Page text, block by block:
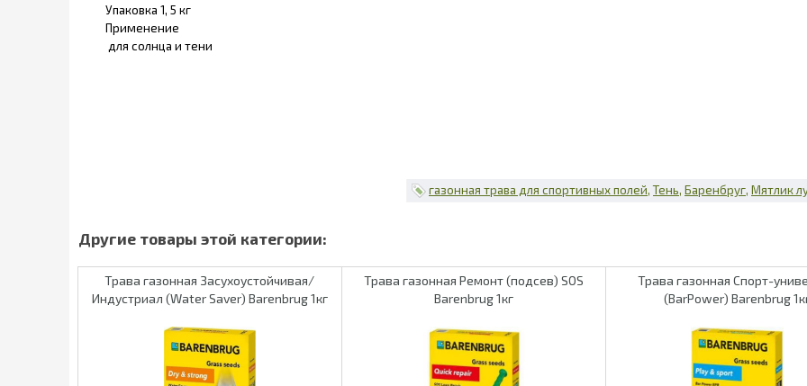
Упаковка 1, 5 кг
Применение
для солнца и тени
газонная трава для спортивных полей Тень Баренбруг Мятлик
Трава газонная Засухоустойчивая/
Индустриал (Water Saver) Barenbrug 1кг
Трава газонная Ремонт (подсев) SOS
Barenbrug 1кг
Трава газонная Спорт-
(BarPower) Barenbrug